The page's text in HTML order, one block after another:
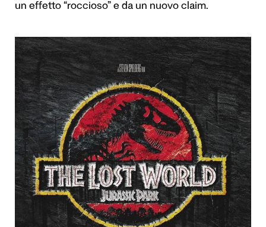
un effetto “roccioso” e da un nuovo claim.